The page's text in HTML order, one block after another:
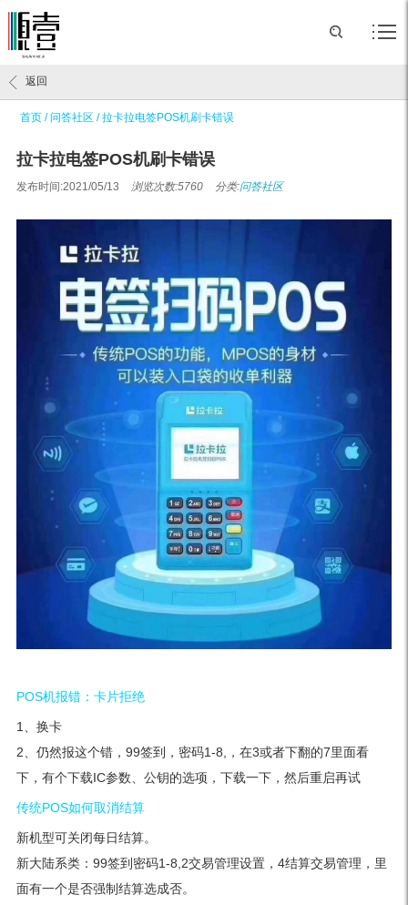
首页 /问答社区 /拉卡拉电签POS机刷卡错误
返回
拉卡拉电签POS机刷卡错误
发布时间:2021/05/13 浏览次数:5760 分类:问答社区
POS机报错：卡片拒绝
1、换卡
2、仍然报这个错，99签到，密码1-8,，在3或者下翻的7里面看
下，有个下载IC参数、公钥的选项，下载一下，然后重启再试
传统POS如何取消结算
新机型可关闭每日结算。
新大陆系类：99签到密码1-8,2交易管理设置，4结算交易管理，里
面有一个是否强制结算选成否。